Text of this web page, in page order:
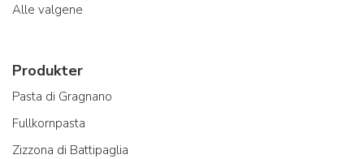
Alle valgene
Produkter
Pasta di Gragnano
Fullkornpasta
Zizzona di Battipaglia